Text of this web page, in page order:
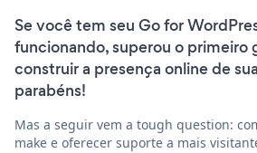
Se você tem seu Go for
funcionando, superou o primeiro
construir a presença online de
parabéns!
Mas a seguir vem a tough question:
make e oferecer suporte a mais